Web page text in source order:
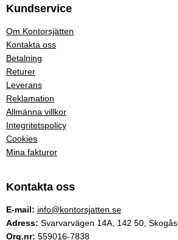
Kundservice
Om Kontorsjätten
Kontakta oss
Betalning
Returer
Leverans
Reklamation
Allmänna villkor
Integritetspolicy
Cookies
Mina fakturor
Kontakta oss
E-mail: info@kontorsjatten.se
Adress: Svarvarvägen 14A, 142 50, Skogås
Org.nr: 559016-7838